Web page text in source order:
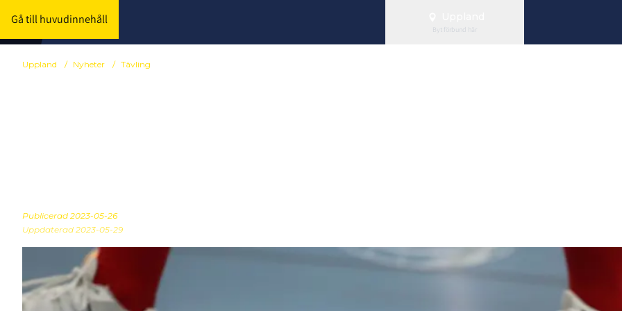
Gå till huvudinnehåll
Byt förbund här
Uppland / Nyheter / Tävling
Publicerad 2023-05-26
Uppdaterad 2023-05-29